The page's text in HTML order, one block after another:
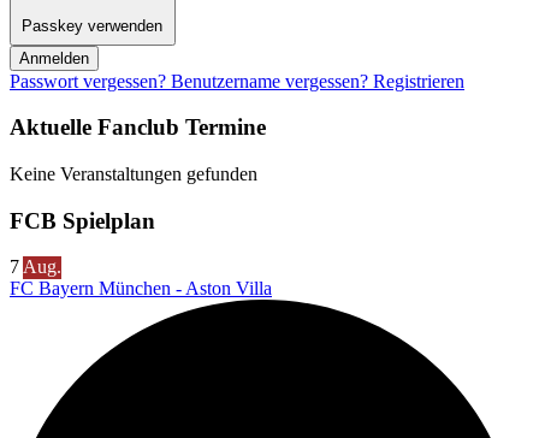
Passkey verwenden
Anmelden
Passwort vergessen? Benutzername vergessen? Registrieren
Aktuelle Fanclub Termine
Keine Veranstaltungen gefunden
FCB Spielplan
7Aug.
FC Bayern München - Aston Villa